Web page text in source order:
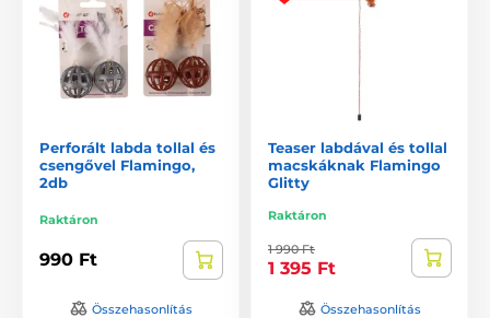
Perforált labda tollal és
csengővel Flamingo,
2db
Raktáron
990 Ft
Összehasonlítás
Teaser labdával és tollal
macskáknak Flamingo
Glitty
Raktáron
1 990 Ft
1 395 Ft
Összehasonlítás